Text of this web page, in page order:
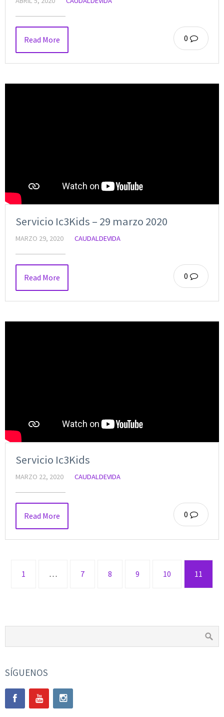
0
Read More
Servicio Ic3Kids – 29 marzo 2020
MARZO 29, 2020 CAUDALDEVIDA
0
Read More
Servicio Ic3Kids
MARZO 22, 2020 CAUDALDEVIDA
0
Read More
1 … 7 8 9 10 11
SÍGUENOS